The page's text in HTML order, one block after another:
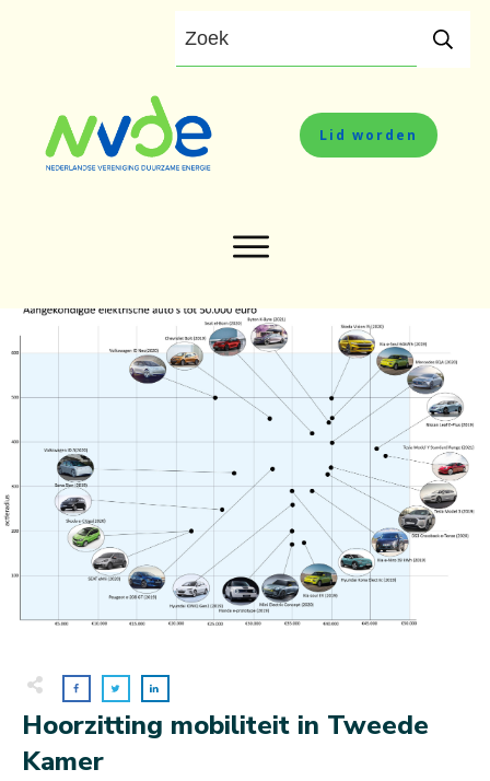
Lid worden
Hoorzitting mobiliteit in Tweede
Kamer